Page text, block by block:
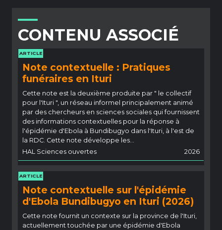
CONTENU ASSOCIÉ
ARTICLE
Note contextuelle : Pratiques
funéraires en Ituri
Cette note est la deuxième produite par " le collectif
pour l'Ituri ", un réseau informel principalement animé
par des chercheurs en sciences sociales qui fournissent
des informations contextuelles pour la réponse à
l'épidémie d'Ebola à Bundibugyo dans l'Ituri, à l'est de
la RDC. Cette note développe les…
HAL Sciences ouvertes
2026
ARTICLE
Note contextuelle sur l'épidémie
d'Ebola Bundibugyo en Ituri (2026)
Cette note fournit un contexte sur la province de l'Ituri,
actuellement touchée par une épidémie d'Ebola